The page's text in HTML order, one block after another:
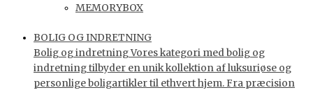
MEMORYBOX
BOLIG OG INDRETNING
Bolig og indretning Vores kategori med bolig og
indretning tilbyder en unik kollektion af luksuriøse og
personlige boligartikler til ethvert hjem. Fra præcision